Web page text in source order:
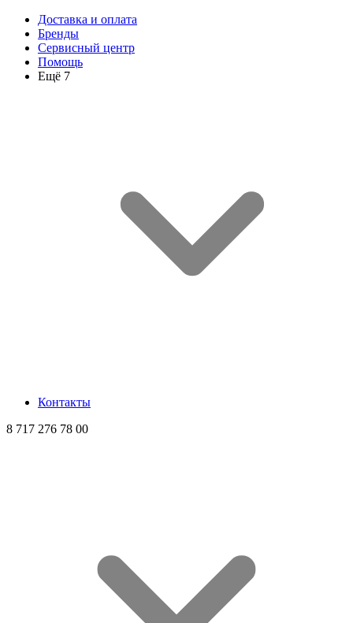
Доставка и оплата
Бренды
Сервисный центр
Помощь
Ещё 7
Контакты
8 717 276 78 00